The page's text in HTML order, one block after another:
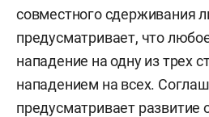
совместного сдерживания
предусматривает, что
нападение на одну из трех
нападением на всех.
предусматривает развитие